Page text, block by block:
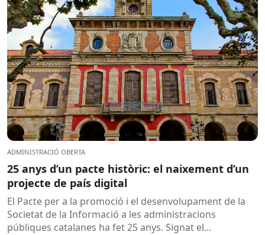
ADMINISTRACIÓ OBERTA
25 anys d’un pacte històric: el naixement d’un
projecte de país digital
El Pacte per a la promoció i el desenvolupament de la
Societat de la Informació a les administracions
públiques catalanes ha fet 25 anys. Signat el...